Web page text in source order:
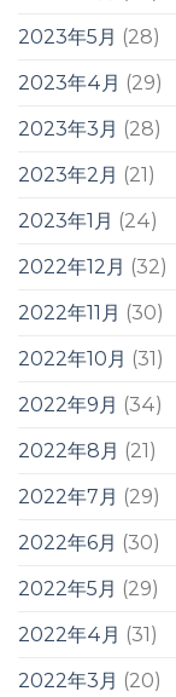
2023年5月 (28)
2023年4月 (29)
2023年3月 (28)
2023年2月 (21)
2023年1月 (24)
2022年12月 (32)
2022年11月 (30)
2022年10月 (31)
2022年9月 (34)
2022年8月 (21)
2022年7月 (29)
2022年6月 (30)
2022年5月 (29)
2022年4月 (31)
2022年3月 (20)